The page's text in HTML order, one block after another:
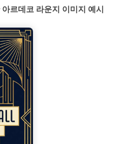
르데코 라운지 이미지 예시